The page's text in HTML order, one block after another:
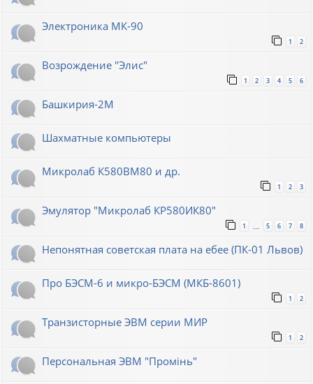
Электроника МК-90
1 2
Возрождение "Элис"
1 2 3 4 5 6
Башкирия-2М
Шахматные компьютеры
Микролаб К580ВМ80 и др.
1 2 3
Эмулятор "Микролаб КР580ИК80"
1 … 5 6 7 8
Непонятная советская плата на ебее (ПК-01 Львов)
Про БЭСМ-6 и микро-БЭСМ (МКБ-8601)
1 2
Транзисторные ЭВМ серии МИР
1 2
Персональная ЭВМ "Промiнь"